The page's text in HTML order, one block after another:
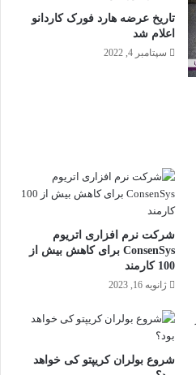
تاریخ عرضه هارد فورک کاردانو
اعلام شد
سپتامبر 4, 2022
شرکت نرم افزاری اتریوم
ConsenSys برای کاهش بیش از
100 کارمند
ژانویه 16, 2023
شروع بولران کریپتو کی خواهد